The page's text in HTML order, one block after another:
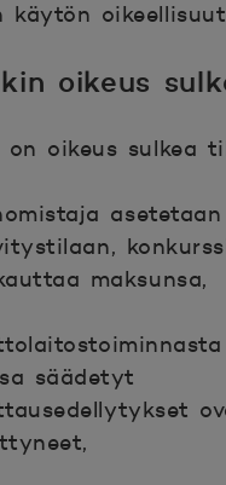
käytön
oikeus
on oikeus sulkea
asetetaan
maksunsa,
säädetyt